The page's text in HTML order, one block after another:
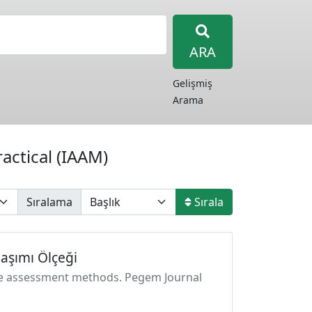
ARA
Gelişmiş
Arama
(IAAM)
Sıralama Sırala
Ölçeği
assessment methods. Pegem Journal